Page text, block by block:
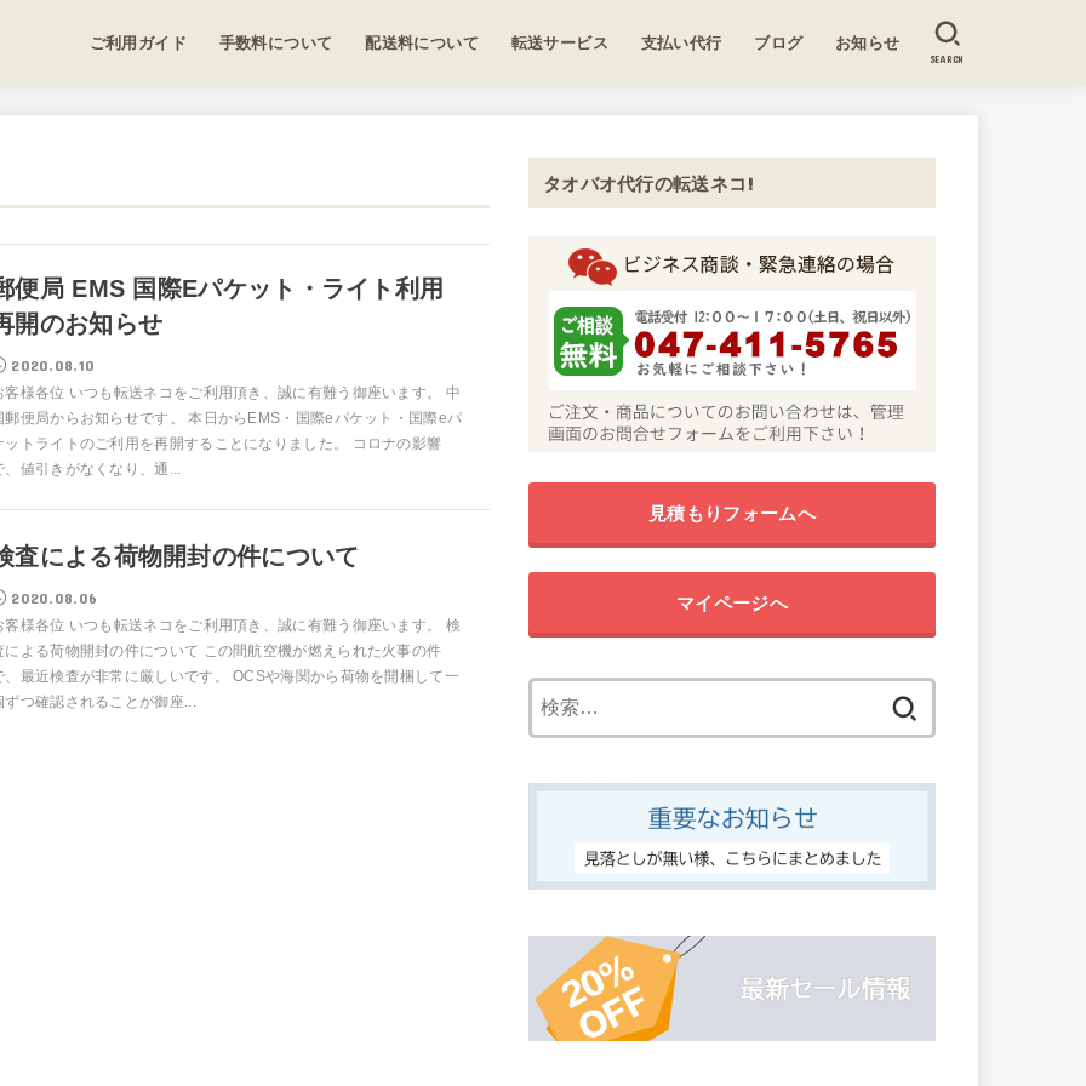
ご利用ガイド 手数料について 配送料について 転送サービス 支払い代行 ブログ お知らせ
SEARCH
便局 EMS 国際Eパケット・ライト利用
開のお知らせ
2020.08.10
客様各位 いつも転送ネコをご利用頂き、誠に有難う御座います。 中
郵便局からお知らせです。 本日からEMS・国際eパケット・国際eパ
ットライトのご利用を再開することになりました。 コロナの影響
、値引きがなくなり、通...
査による荷物開封の件について
2020.08.06
客様各位 いつも転送ネコをご利用頂き、誠に有難う御座います。 検
による荷物開封の件について この間航空機が燃えられた火事の件
、最近検査が非常に厳しいです。 OCSや海関から荷物を開梱して一
ずつ確認されることが御座...
タオバオ代行の転送ネコ!
見積もりフォームへ
マイページへ